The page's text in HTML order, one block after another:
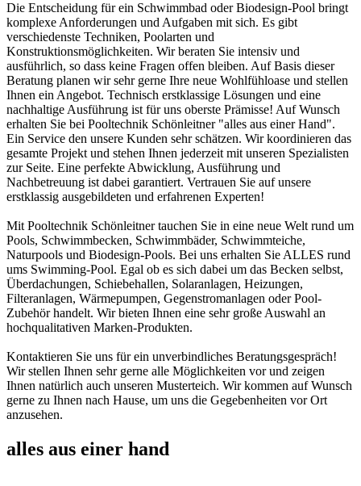
Die Entscheidung für ein Schwimmbad oder Biodesign-Pool bringt
komplexe Anforderungen und Aufgaben mit sich. Es gibt
verschiedenste Techniken, Poolarten und
Konstruktionsmöglichkeiten. Wir beraten Sie intensiv und
ausführlich, so dass keine Fragen offen bleiben. Auf Basis dieser
Beratung planen wir sehr gerne Ihre neue Wohlfühloase und stellen
Ihnen ein Angebot. Technisch erstklassige Lösungen und eine
nachhaltige Ausführung ist für uns oberste Prämisse! Auf Wunsch
erhalten Sie bei Pooltechnik Schönleitner "alles aus einer Hand".
Ein Service den unsere Kunden sehr schätzen. Wir koordinieren das
gesamte Projekt und stehen Ihnen jederzeit mit unseren Spezialisten
zur Seite. Eine perfekte Abwicklung, Ausführung und
Nachbetreuung ist dabei garantiert. Vertrauen Sie auf unsere
erstklassig ausgebildeten und erfahrenen Experten!
Mit Pooltechnik Schönleitner tauchen Sie in eine neue Welt rund um
Pools, Schwimmbecken, Schwimmbäder, Schwimmteiche,
Naturpools und Biodesign-Pools. Bei uns erhalten Sie ALLES rund
ums Swimming-Pool. Egal ob es sich dabei um das Becken selbst,
Überdachungen, Schiebehallen, Solaranlagen, Heizungen,
Filteranlagen, Wärmepumpen, Gegenstromanlagen oder Pool-
Zubehör handelt. Wir bieten Ihnen eine sehr große Auswahl an
hochqualitativen Marken-Produkten.
Kontaktieren Sie uns für ein unverbindliches Beratungsgespräch!
Wir stellen Ihnen sehr gerne alle Möglichkeiten vor und zeigen
Ihnen natürlich auch unseren Musterteich. Wir kommen auf Wunsch
gerne zu Ihnen nach Hause, um uns die Gegebenheiten vor Ort
anzusehen.
alles aus einer hand